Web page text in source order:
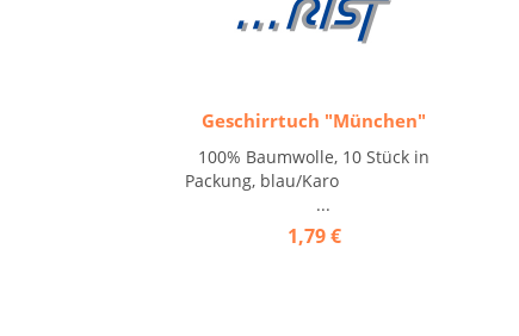
Geschirrtuch "München"
100% Baumwolle, 10 Stück in
Packung, blau/Karo
...
1,79 €